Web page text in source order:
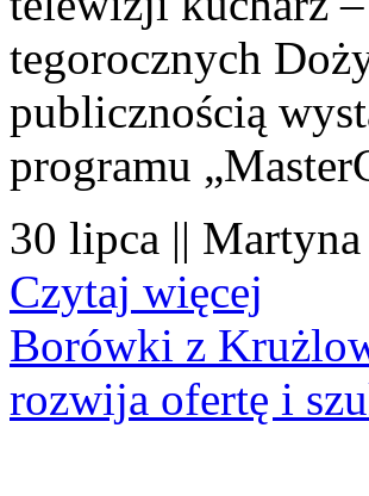
tegorocznych
publicznością
programu
30 lipca ||
Czytaj więcej
Borówki z
rozwija ofertę i